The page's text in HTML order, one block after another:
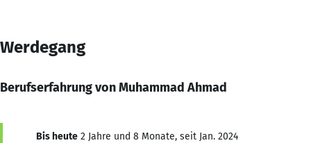
Werdegang
Berufserfahrung von Muhammad Ahmad
Bis heute 2 Jahre und 8 Monate, seit Jan. 2024